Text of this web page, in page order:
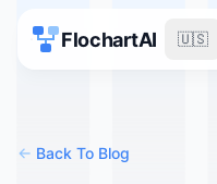
FlochartAI 🇺🇸
<- Back To Blog